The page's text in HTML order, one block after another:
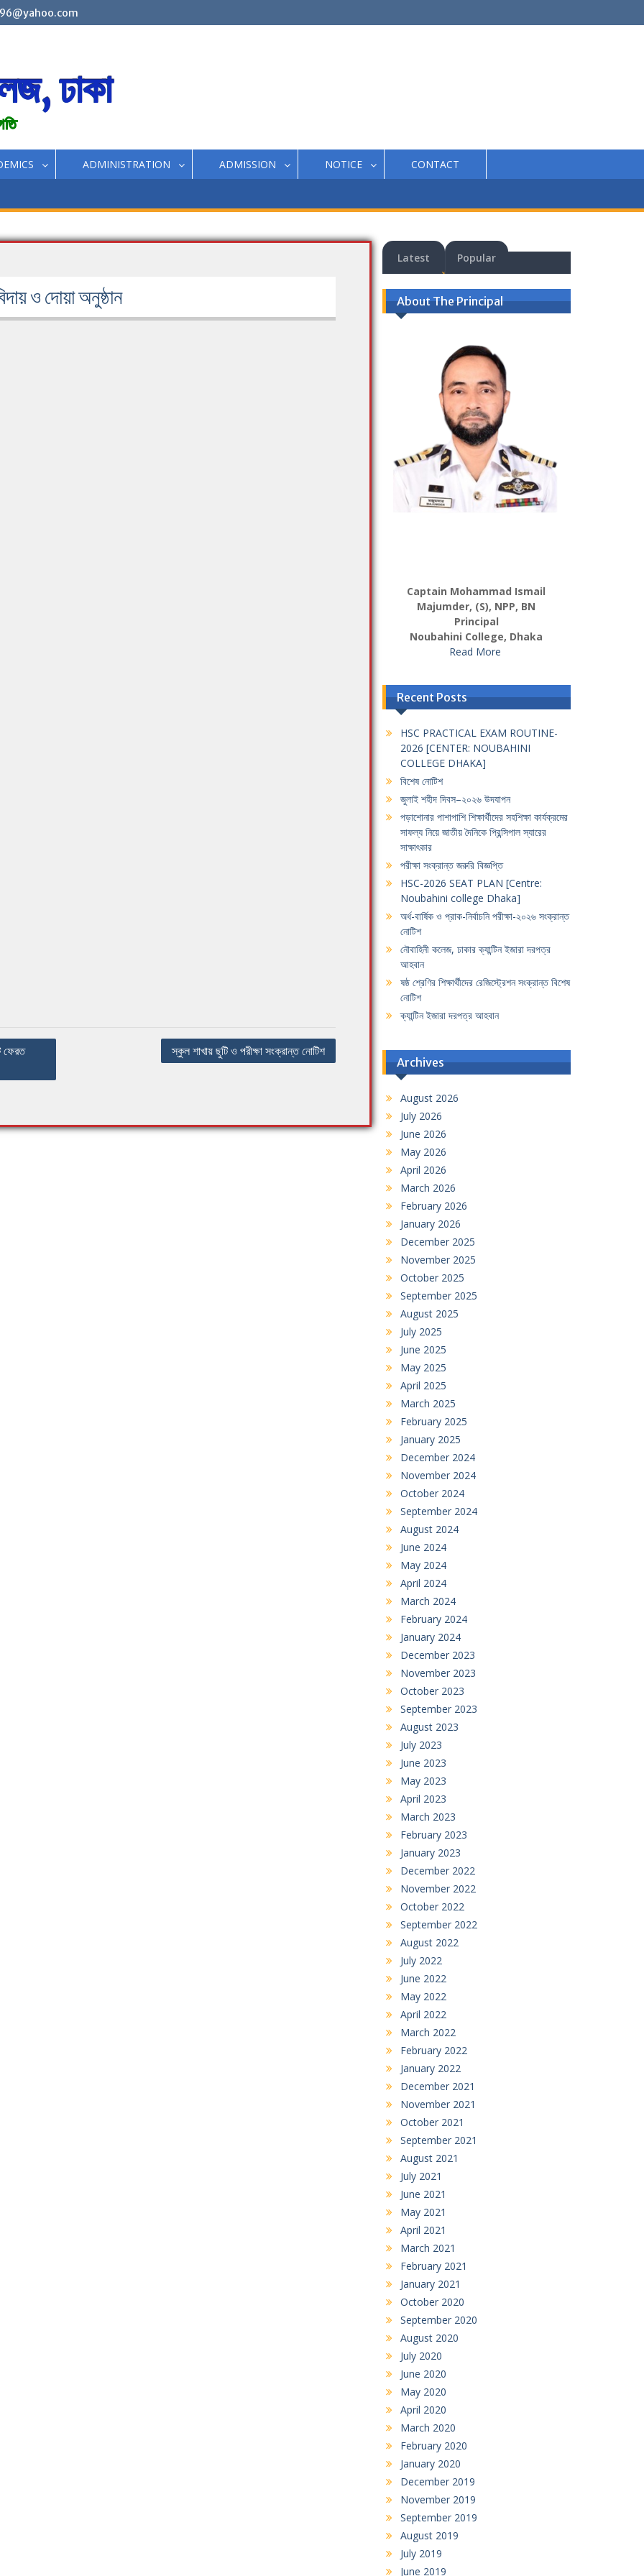
ঢাকা
ADMINISTRATION ADMISSION NOTICE CONTACT
ও দোয়া অনুষ্ঠান
ফেরত
স্কুল শাখায় ছুটি ও পরীক্ষা সংক্রান্ত নোটিশ
Latest Popular
About The Principal
Captain Mohammad Ismail
Majumder, (S), NPP, BN
Principal
Noubahini College, Dhaka
Read More
Recent Posts
HSC PRACTICAL EXAM ROUTINE-
2026 [CENTER: NOUBAHINI
COLLEGE DHAKA]
বিশেষ নোটিশ
জুলাই শহীদ দিবস–২০২৬ উদযাপন
পড়াশোনার পাশাপাশি শিক্ষার্থীদের সহশিক্ষা কার্যক্রমের
সাফল্য নিয়ে জাতীয় দৈনিকে প্রিন্সিপাল স্যারের
সাক্ষাৎকার
পরীক্ষা সংক্রান্ত জরুরি বিজ্ঞপ্তি
HSC-2026 SEAT PLAN [Centre:
Noubahini college Dhaka]
অর্ধ-বার্ষিক ও প্রাক-নির্বাচনি পরীক্ষা-২০২৬ সংক্রান্ত
নোটিশ
নৌবাহিনী কলেজ, ঢাকার ক্যান্টিন ইজারা দরপত্র
আহবান
ষষ্ঠ শ্রেণির শিক্ষার্থীদের রেজিস্ট্রেশন সংক্রান্ত বিশেষ
নোটিশ
ক্যান্টিন ইজারা দরপত্র আহবান
Archives
August 2026
July 2026
June 2026
May 2026
April 2026
March 2026
February 2026
January 2026
December 2025
November 2025
October 2025
September 2025
August 2025
July 2025
June 2025
May 2025
April 2025
March 2025
February 2025
January 2025
December 2024
November 2024
October 2024
September 2024
August 2024
June 2024
May 2024
April 2024
March 2024
February 2024
January 2024
December 2023
November 2023
October 2023
September 2023
August 2023
July 2023
June 2023
May 2023
April 2023
March 2023
February 2023
January 2023
December 2022
November 2022
October 2022
September 2022
August 2022
July 2022
June 2022
May 2022
April 2022
March 2022
February 2022
January 2022
December 2021
November 2021
October 2021
September 2021
August 2021
July 2021
June 2021
May 2021
April 2021
March 2021
February 2021
January 2021
October 2020
September 2020
August 2020
July 2020
June 2020
May 2020
April 2020
March 2020
February 2020
January 2020
December 2019
November 2019
September 2019
August 2019
July 2019
June 2019